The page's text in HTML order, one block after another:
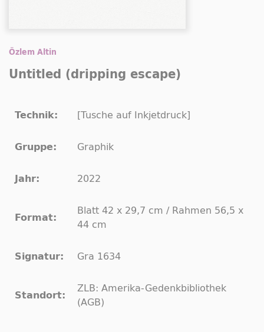
Özlem Altin
Untitled (dripping escape)
Technik: [Tusche auf Inkjetdruck]
Gruppe: Graphik
Jahr: 2022
Format:
Blatt 42 x 29,7 cm / Rahmen 56,5 x
44 cm
Signatur: Gra 1634
Standort:
ZLB: Amerika-Gedenkbibliothek
(AGB)